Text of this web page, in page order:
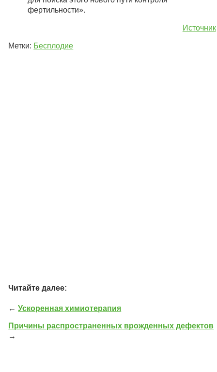
фертильности».
Источник
Метки: Бесплодие
Читайте далее:
←Ускоренная химиотерапия
Причины распространенных врожденных дефектов
→